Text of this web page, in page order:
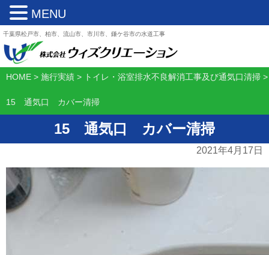
千葉県松戸市、柏市、流山市、市川市、鎌ケ谷市の水道工事
HOME > 施行実績 > トイレ・浴室排水不良解消工事及び通気口清掃 >
15 通気口 カバー清掃
15 通気口 カバー清掃
2021年4月17日
MENU